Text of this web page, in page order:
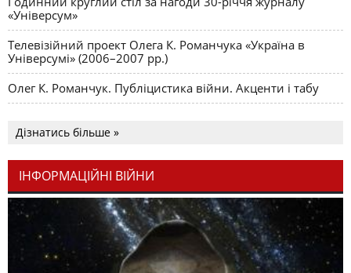
«Універсум»
Телевізійний проект Олега К. Романчука «Україна в
Універсумі» (2006–2007 рр.)
Олег К. Романчук. Публіцистика війни. Акценти і табу
Дізнатись більше »
ІНФОРМАЦІЙНІ ВІЙНИ